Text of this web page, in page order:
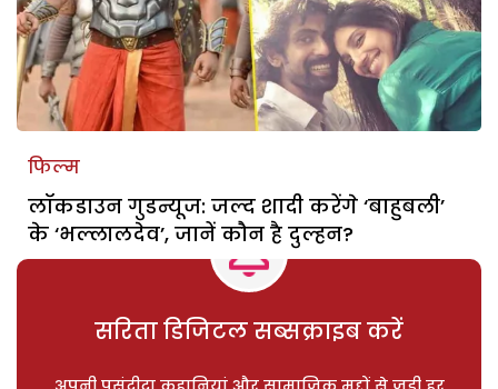
फिल्म
लॉकडाउन गुडन्यूज: जल्द शादी करेंगे ‘बाहुबली’
के ‘भल्लालदेव’, जानें कौन है दुल्हन?
सरिता डिजिटल सब्सक्राइब करें